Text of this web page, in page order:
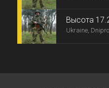
Высота
Ukraine,